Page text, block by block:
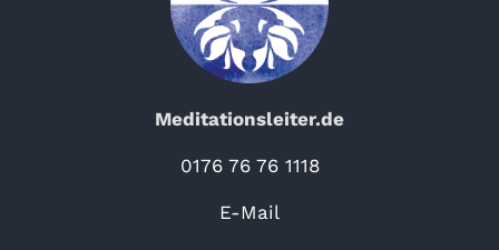
Meditationsleiter.de
0176 76 76 1118
E-Mail